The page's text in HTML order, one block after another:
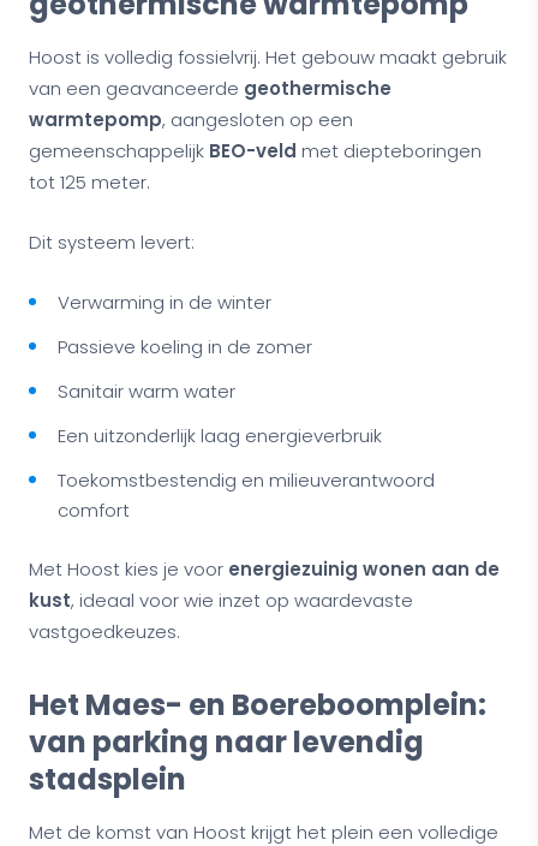
Hoost is volledig fossielvrij. Het gebouw maakt gebruik
van een geavanceerde geothermische
warmtepomp, aangesloten op een
gemeenschappelijk BEO-veld met diepteboringen
tot 125 meter.
Dit systeem levert:
Verwarming in de winter
Passieve koeling in de zomer
Sanitair warm water
Een uitzonderlijk laag energieverbruik
Toekomstbestendig en milieuverantwoord
comfort
Met Hoost kies je voor energiezuinig wonen aan de
kust, ideaal voor wie inzet op waardevaste
vastgoedkeuzes.
Het Maes- en Boereboomplein:
van parking naar levendig
stadsplein
Met de komst van Hoost krijgt het plein een volledige